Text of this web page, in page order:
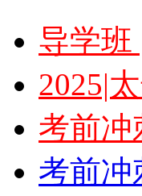
导学班
2025|
考前冲
考前冲